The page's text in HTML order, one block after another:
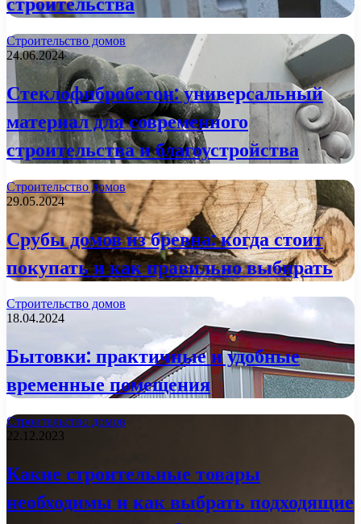
Строительство домов
24.06.2024
Стеклофибробетон: универсальный
материал для современного
строительства и благоустройства
Строительство домов
29.05.2024
Срубы домов из бревна: когда стоит
покупать и как правильно выбирать
Строительство домов
18.04.2024
Бытовки: практичные и удобные
временные помещения
Строительство домов
22.12.2023
Какие строительные товары
необходимы и как выбрать подходящие